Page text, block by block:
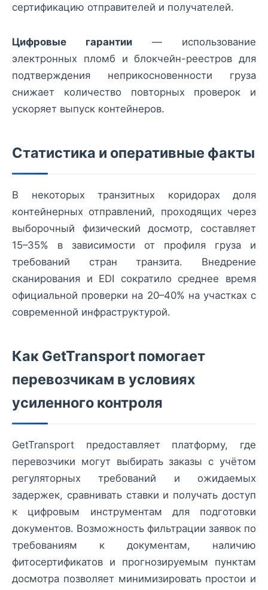
сертификацию отправителей и получателей.
Цифровые гарантии — использование
электронных пломб и блокчейн-реестров для
подтверждения неприкосновенности груза
снижает количество повторных проверок и
ускоряет выпуск контейнеров.
Статистика и оперативные факты
В некоторых транзитных коридорах доля
контейнерных отправлений, проходящих через
выборочный физический досмотр, составляет
15–35% в зависимости от профиля груза и
требований стран транзита. Внедрение
сканирования и EDI сократило среднее время
официальной проверки на 20–40% на участках с
современной инфраструктурой.
Как GetTransport помогает
перевозчикам в условиях
усиленного контроля
GetTransport предоставляет платформу, где
перевозчики могут выбирать заказы с учётом
регуляторных требований и ожидаемых
задержек, сравнивать ставки и получать доступ
к цифровым инструментам для подготовки
документов. Возможность фильтрации заявок по
требованиям к документам, наличию
фитосертификатов и прогнозируемым пунктам
досмотра позволяет минимизировать простои и